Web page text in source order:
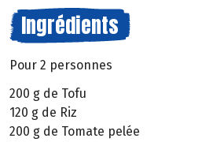
Ingrédients
Pour 2 personnes
200 g de Tofu
120 g de Riz
200 g de Tomate pelée